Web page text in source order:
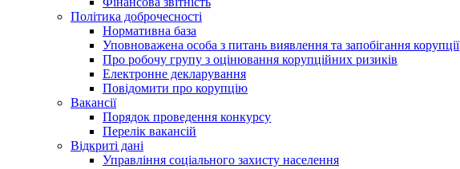
Політика доброчесності
Нормативна база
Уповноважена особа з питань виявлення та запобігання корупції
Про робочу групу з оцінювання корупційних ризиків
Електронне декларування
Повідомити про корупцію
Вакансії
Порядок проведення конкурсу
Перелік вакансій
Відкриті дані
Управління соціального захисту населення